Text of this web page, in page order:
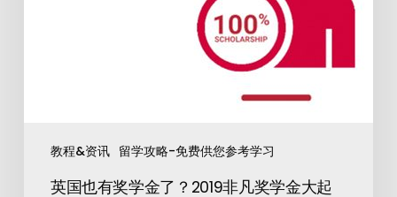
教程&资讯 留学攻略-免费供您参考学习
英国也有奖学金了？2019非凡奖学金大起